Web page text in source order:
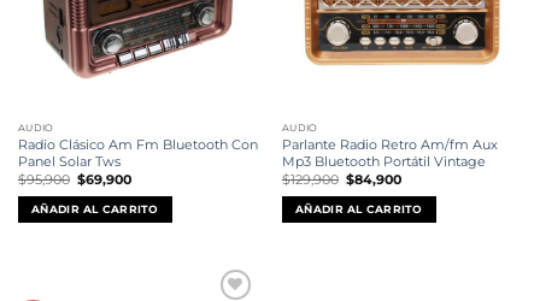
AUDIO
Radio Clásico Am Fm Bluetooth Con
Panel Solar Tws
$95,900 El
precio
original
era:
$95,900.
$69,900El
actual
es:
$69,900.
AÑADIR AL CARRITO
AUDIO
Parlante Radio Retro Am/fm Aux
Mp3 Bluetooth Portátil Vintage
$129,900 El
precio
original
era:
$129,900.
$84,900El
actual
es:
$84,900.
AÑADIR AL CARRITO